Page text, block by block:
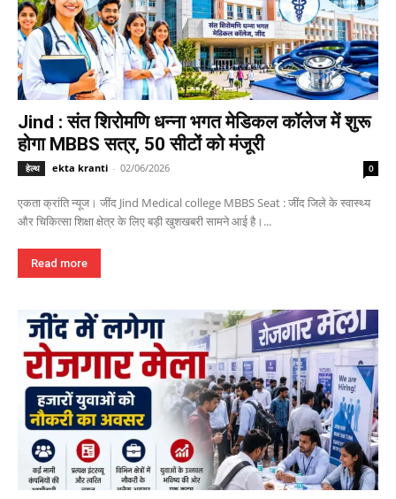
Jind : संत शिरोमणि धन्ना भगत मेडिकल कॉलेज में शुरू
होगा MBBS सत्र, 50 सीटों को मंजूरी
हेल्थ ekta kranti - 02/06/2026 0
एकता क्रांति न्यूज। जींद Jind Medical college MBBS Seat : जींद जिले के स्वास्थ्य
और चिकित्सा शिक्षा क्षेत्र के लिए बड़ी खुशखबरी सामने आई है।...
Read more